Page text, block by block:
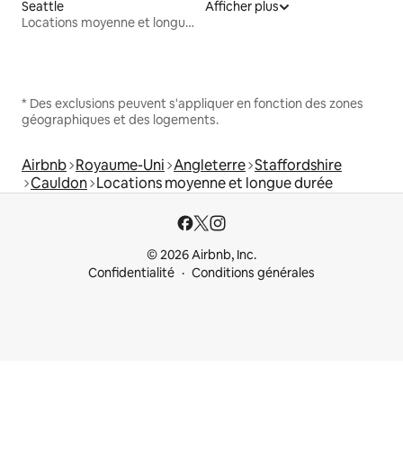
Seattle
Locations moyenne et longue durée
Afficher plus
* Des exclusions peuvent s'appliquer en fonction des zones
géographiques et des logements.
Airbnb Royaume-Uni Angleterre Staffordshire
Cauldon Locations moyenne et longue durée
© 2026 Airbnb, Inc.
Confidentialité
Conditions générales